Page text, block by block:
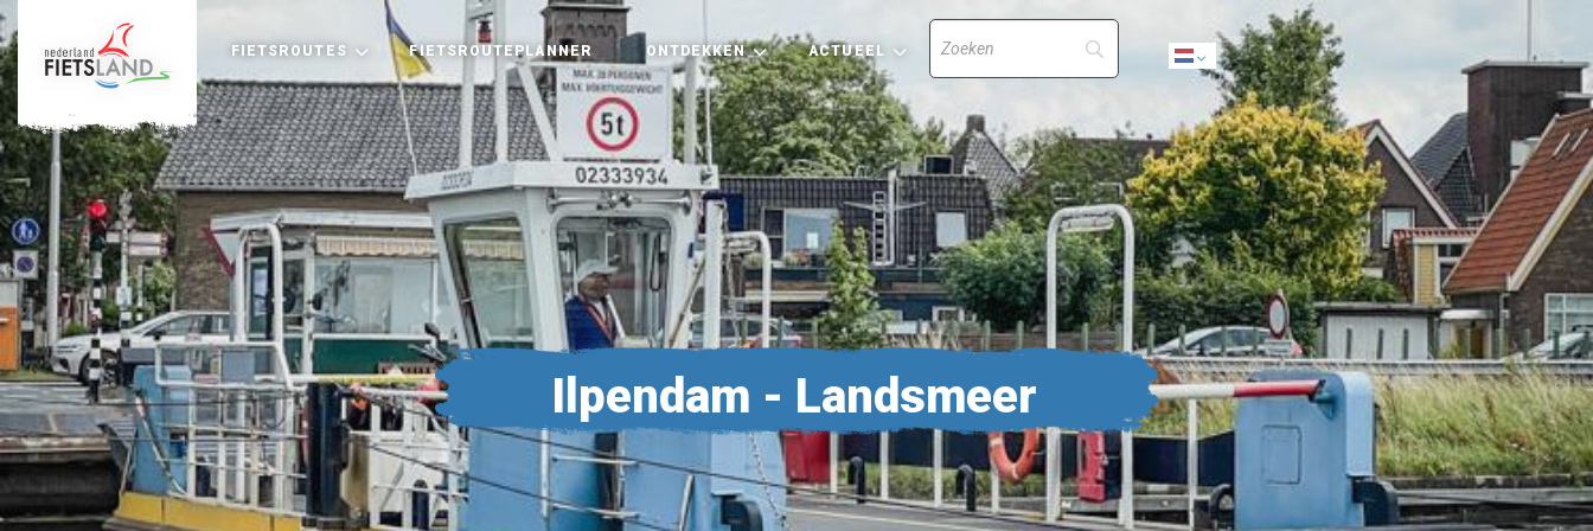
FIETSROUTES FIETSROUTEPLANNER ONTDEKKEN ACTUEEL
Dutch
Ilpendam - Landsmeer
+
−